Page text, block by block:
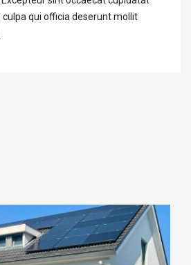
qui officia deserunt mollit